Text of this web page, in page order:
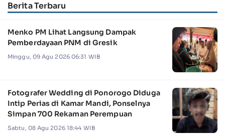
Berita Terbaru
Menko PM Lihat Langsung Dampak
Pemberdayaan PNM di Gresik
Minggu, 09 Agu 2026 06:31 WIB
Fotografer Wedding di Ponorogo Diduga
Intip Perias di Kamar Mandi, Ponselnya
Simpan 700 Rekaman Perempuan
Sabtu, 08 Agu 2026 18:44 WIB